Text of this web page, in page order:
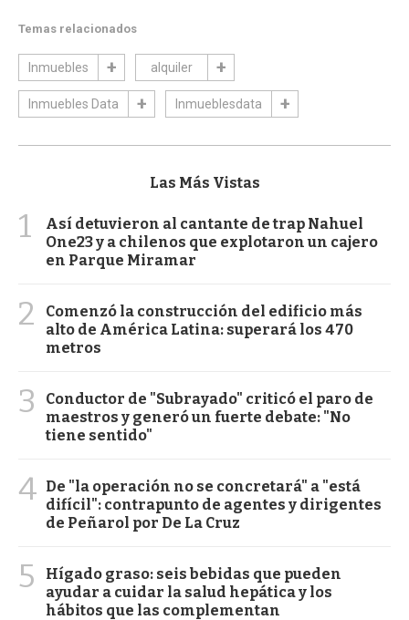
Temas relacionados
Inmuebles alquiler
Inmuebles Data Inmueblesdata
Las Más Vistas
1
Así detuvieron al cantante de trap Nahuel
One23 y a chilenos que explotaron un cajero
en Parque Miramar
2
Comenzó la construcción del edificio más
alto de América Latina: superará los 470
metros
3
Conductor de "Subrayado" criticó el paro de
maestros y generó un fuerte debate: "No
tiene sentido"
4 De "la operación no se concretará" a "está
difícil": contrapunto de agentes y dirigentes
de Peñarol por De La Cruz
5
Hígado graso: seis bebidas que pueden
ayudar a cuidar la salud hepática y los
hábitos que las complementan